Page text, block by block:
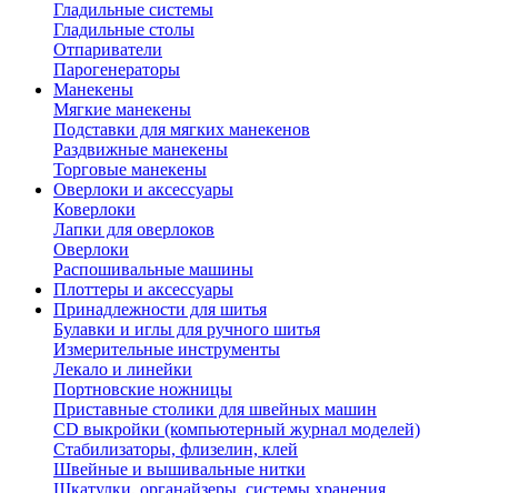
Гладильные системы
Гладильные столы
Отпариватели
Парогенераторы
Манекены
Мягкие манекены
Подставки для мягких манекенов
Раздвижные манекены
Торговые манекены
Оверлоки и аксессуары
Коверлоки
Лапки для оверлоков
Оверлоки
Распошивальные машины
Плоттеры и аксессуары
Принадлежности для шитья
Булавки и иглы для ручного шитья
Измерительные инструменты
Лекало и линейки
Портновские ножницы
Приставные столики для швейных машин
СD выкройки (компьютерный журнал моделей)
Стабилизаторы, флизелин, клей
Швейные и вышивальные нитки
Шкатулки, органайзеры, системы хранения